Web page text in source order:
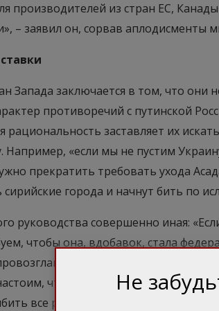
производителей из стран ЕС,
– заявил он, сорвав аплодисменты
Запада заключается в том, что они
противоречий с путинской
заставляет их
Например, «если мы не пустим
прекратить требовать ухода
города и начнут бить по
руководства совершенно иная:
чтобы она, вдобавок, стала
«ДНР» и «ЛНР».
чтобы вы признали его
все равно будем тех, кого
Не